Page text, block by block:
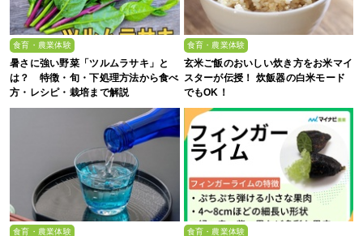
食育・農業体験
暑さに強い野菜「ツルムラサキ」と
は？ 特徴・旬・下処理方法から食べ
方・レシピ・栽培まで解説
食育・農業体験
玄米ご飯のおいしい炊き方をお米マイ
スターが伝授！ 炊飯器の白米モード
でもOK！
食育・農業体験 食育・農業体験